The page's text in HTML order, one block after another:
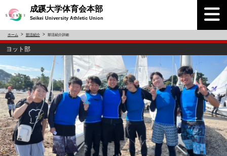
成蹊大学体育会本部
Seikei University Athletic Union
ホーム 部活紹介 部活紹介詳細
ヨット部